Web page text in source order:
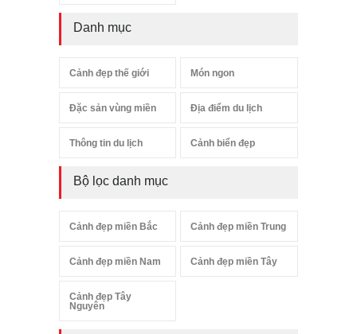
Danh mục
Cảnh đẹp thế giới Món ngon
Đặc sản vùng miền Địa điểm du lịch
Thông tin du lịch Cảnh biển đẹp
Bộ lọc danh mục
Cảnh đẹp miền Bắc Cảnh đẹp miền Trung
Cảnh đẹp miền Nam Cảnh đẹp miền Tây
Cảnh đẹp Tây
Nguyên